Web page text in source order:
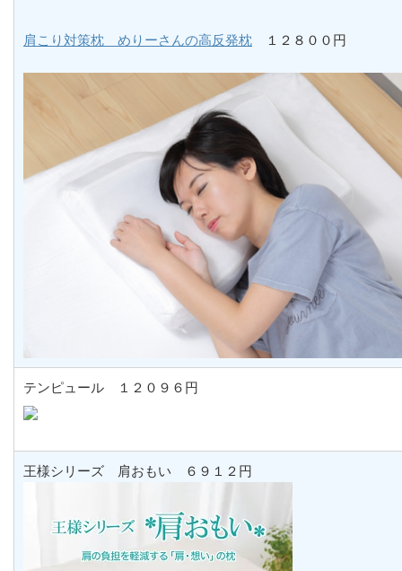
肩こり対策枕 めりーさんの高反発枕 １２８００円
テンピュール １２０９６円
王様シリーズ 肩おもい ６９１２円